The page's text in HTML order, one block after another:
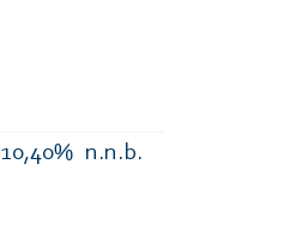
10,40% n.n.b.